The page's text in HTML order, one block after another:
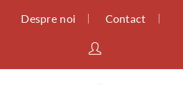
Despre noi Contact